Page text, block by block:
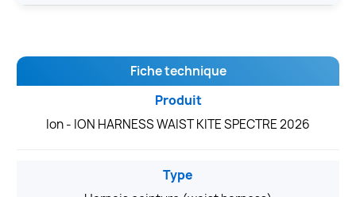
Fiche technique
Produit
Ion - ION HARNESS WAIST KITE SPECTRE 2026
Type